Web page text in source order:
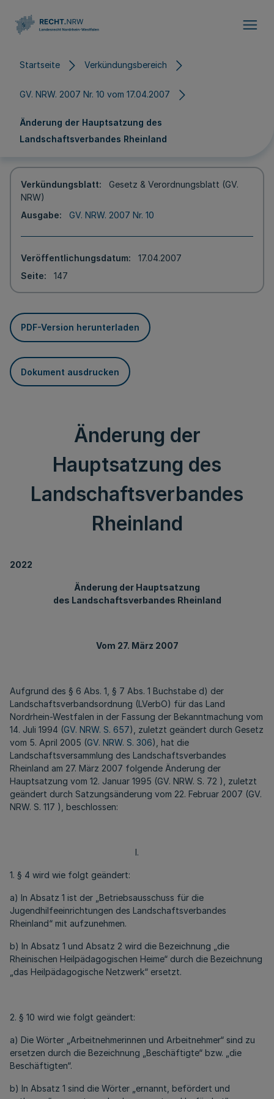
Startseite Verkündungsbereich
GV. NRW. 2007 Nr. 10 vom 17.04.2007
Änderung der Hauptsatzung des
Landschaftsverbandes Rheinland
Verkündungsblatt
Gesetz & Verordnungsblatt (GV.
NRW)
Ausgabe
GV. NRW. 2007 Nr. 10
Veröffentlichungsdatum
17.04.2007
Seite
147
PDF-Version herunterladen
Dokument ausdrucken
Änderung der
Hauptsatzung des
Landschaftsverbandes
Rheinland
2022
Änderung der Hauptsatzung
des Landschaftsverbandes Rheinland
Vom 27. März 2007
Aufgrund des § 6 Abs. 1, § 7 Abs. 1 Buchstabe d) der
Landschaftsverbandsordnung (LVerbO) für das Land
Nordrhein-Westfalen in der Fassung der Bekanntmachung vom
14. Juli 1994 (GV. NRW. S. 657), zuletzt geändert durch Gesetz
vom 5. April 2005 (GV. NRW. S. 306), hat die
Landschaftsversammlung des Landschaftsverbandes
Rheinland am 27. März 2007 folgende Änderung der
Hauptsatzung vom 12. Januar 1995 (GV. NRW. S. 72 ), zuletzt
geändert durch Satzungsänderung vom 22. Februar 2007 (GV.
NRW. S. 117 ), beschlossen:
I.
1. § 4 wird wie folgt geändert:
a) In Absatz 1 ist der „Betriebsausschuss für die
Jugendhilfeeinrichtungen des Landschaftsverbandes
Rheinland“ mit aufzunehmen.
b) In Absatz 1 und Absatz 2 wird die Bezeichnung „die
Rheinischen Heilpädagogischen Heime“ durch die Bezeichnung
„das Heilpädagogische Netzwerk“ ersetzt.
2. § 10 wird wie folgt geändert:
a) Die Wörter „Arbeitnehmerinnen und Arbeitnehmer“ sind zu
ersetzen durch die Bezeichnung „Beschäftigte“ bzw. „die
Beschäftigten“.
b) In Absatz 1 sind die Wörter „ernannt, befördert und